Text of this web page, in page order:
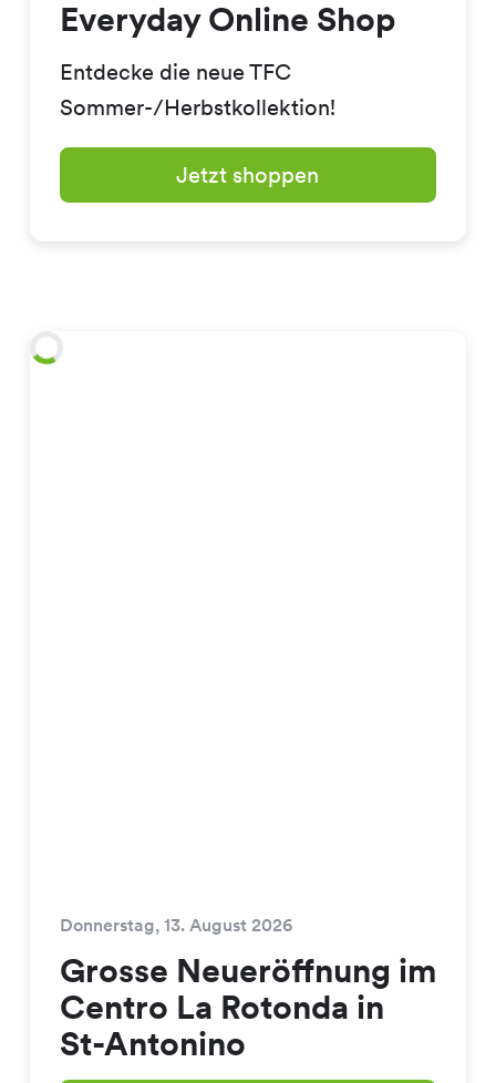
Everyday Online Shop
Entdecke die neue TFC
Sommer-/Herbstkollektion!
Jetzt shoppen
Donnerstag, 13. August 2026
Grosse Neueröffnung im
Centro La Rotonda in
St-Antonino